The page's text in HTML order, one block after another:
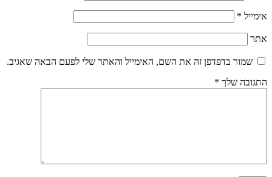
אימייל *
אתר
שמור בדפדפן זה את השם, האימייל והאתר שלי לפעם הבאה שאגיב.
התגובה שלך *